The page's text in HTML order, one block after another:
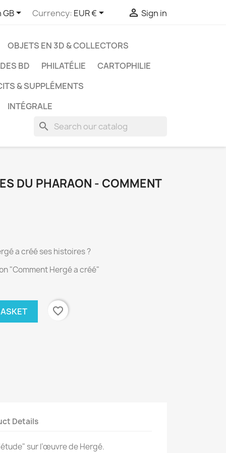
GB Currency: EUR €  Sign in
OBJETS EN 3D & COLLECTORS
BD PHILATÉLIE
CARTOPHILIE
& SUPPLÉMENTS
INTÉGRALE
search
DU PHARAON - COMMENT
a créé ses histoires ?
"Comment Hergé a créé"
favorite_border
Details
sur l’œuvre de Hergé.